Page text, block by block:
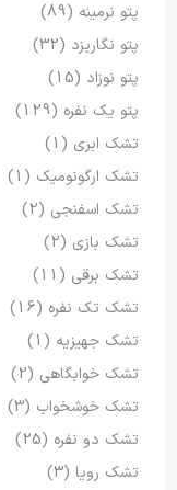
پتو نرمینه (89)
پتو نگاریزد (32)
پتو نوزاد (15)
پتو یک نفره (129)
تشک ابری (1)
تشک ارگونومیک (1)
تشک اسفنجی (2)
تشک بازی (2)
تشک برقی (11)
تشک تک نفره (16)
تشک جهیزیه (1)
تشک خوابگاهی (2)
تشک خوشخواب (3)
تشک دو نفره (25)
تشک رویا (3)